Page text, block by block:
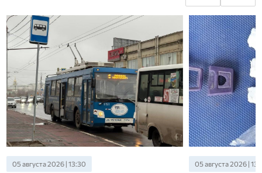
05 августа 2026 | 13:30 05 августа 2026 |